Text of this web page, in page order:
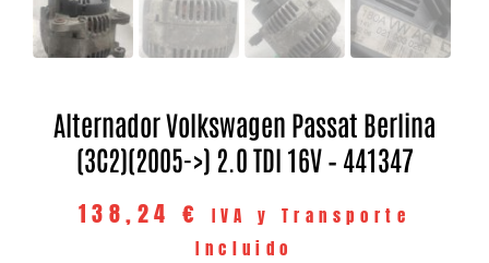
Alternador Volkswagen Passat Berlina
(3C2)(2005->) 2.0 TDI 16V – 441347
138,24 €
IVA y Transporte
Incluido